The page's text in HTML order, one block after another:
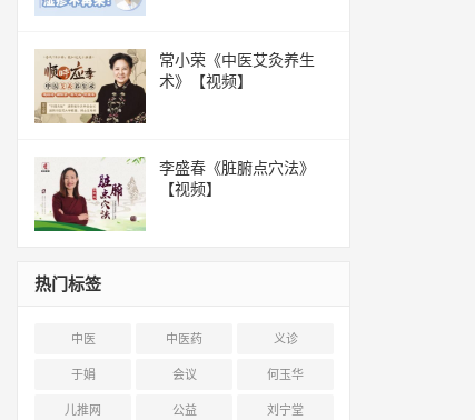
常小荣《中医艾灸养生
术》【视频】
李盛春《脏腑点穴法》
【视频】
热门标签
中医 中医药 义诊
于娟 会议 何玉华
儿推网 公益 刘宁堂